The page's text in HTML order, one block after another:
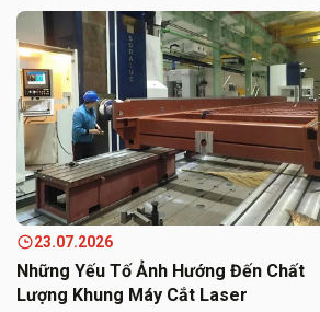
23.07.2026
Những Yếu Tố Ảnh Hướng Đến Chất
Lượng Khung Máy Cắt Laser